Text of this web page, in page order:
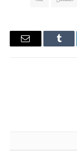
Tumblr
البريد